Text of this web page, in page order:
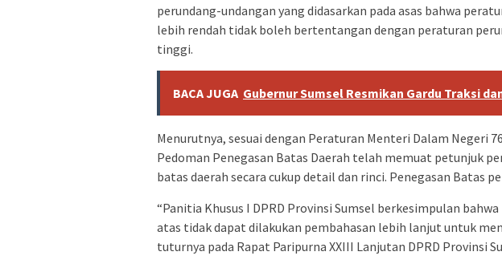
perundang-undangan yang didasarkan pada asas bahwa
lebih rendah tidak boleh bertentangan dengan peraturan
tinggi.
BACA JUGA Gubernur Sumsel Resmikan Gardu Traksi
Menurutnya, sesuai dengan Peraturan Menteri Dalam Negeri
Pedoman Penegasan Batas Daerah telah memuat petunjuk
batas daerah secara cukup detail dan rinci. Penegasan Batas
“Panitia Khusus I DPRD Provinsi Sumsel berkesimpulan
atas tidak dapat dilakukan pembahasan lebih lanjut untuk
tuturnya pada Rapat Paripurna XXIII Lanjutan DPRD Provinsi